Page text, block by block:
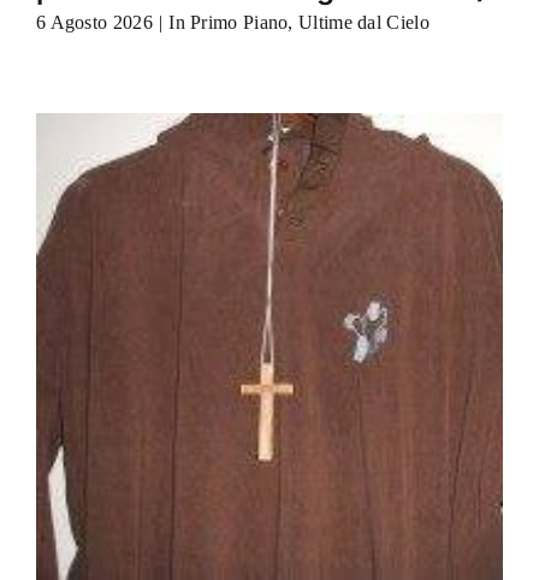
6 Agosto 2026 | In Primo Piano,Ultime dal Cielo